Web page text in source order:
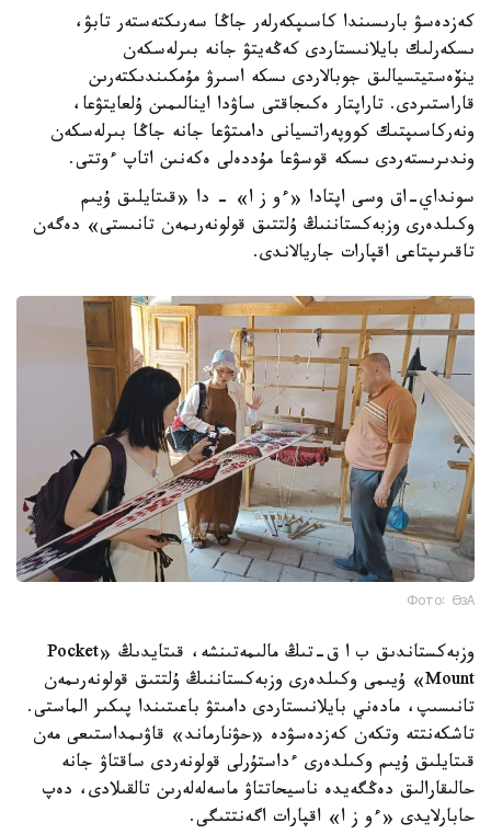
كەزدەسۋ بارىسىندا كاسىپكەرلەر جاڭا سەرىكتەستەر تابۋ،
ىسكەرلىك بايلانىستاردى كەڭەيتۋ جانە بىرلەسكەن
ينۆەستيتسيالىق جوبالاردى ىسكە اسىرۋ مۇمكىندىكتەرىن
قاراستىردى. تاراپتار ەكىجاقتى ساۋدا اينالىمىن ۇلعايتۋعا،
ونەركاسىپتىك كووپەراتسيانى دامىتۋعا جانە جاڭا بىرلەسكەن
وندىرىستەردى ىسكە قوسۋعا مۇددەلى ەكەنىن اتاپ ءوتتى.
سونداي-اق وسى اپتادا «ءو ز ا» - دا «قىتايلىق ۇيىم
وكىلدەرى وزبەكستاننىڭ ۇلتتىق قولونەرىمەن تانىستى» دەگەن
تاقىرىپتاعى اقپارات جاريالاندى.
Фото: ӨзА
وزبەكستاندىق ب ا ق-تىڭ مالىمەتىنشە، قىتايدىڭ «Pocket
Mount» ۇيىمى وكىلدەرى وزبەكستاننىڭ ۇلتتىق قولونەرىمەن
تانىسىپ، مادەني بايلانىستاردى دامىتۋ باعىتىندا پىكىر الماستى.
تاشكەنتتە وتكەن كەزدەسۋدە «حۋنارماند» قاۋىمداستىعى مەن
قىتايلىق ۇيىم وكىلدەرى ءداستۇرلى قولونەردى ساقتاۋ جانە
حالىقارالىق دەڭگەيدە ناسيحاتتاۋ ماسەلەلەرىن تالقىلادى، دەپ
حابارلايدى «ءو ز ا» اقپارات اگەنتتىگى.